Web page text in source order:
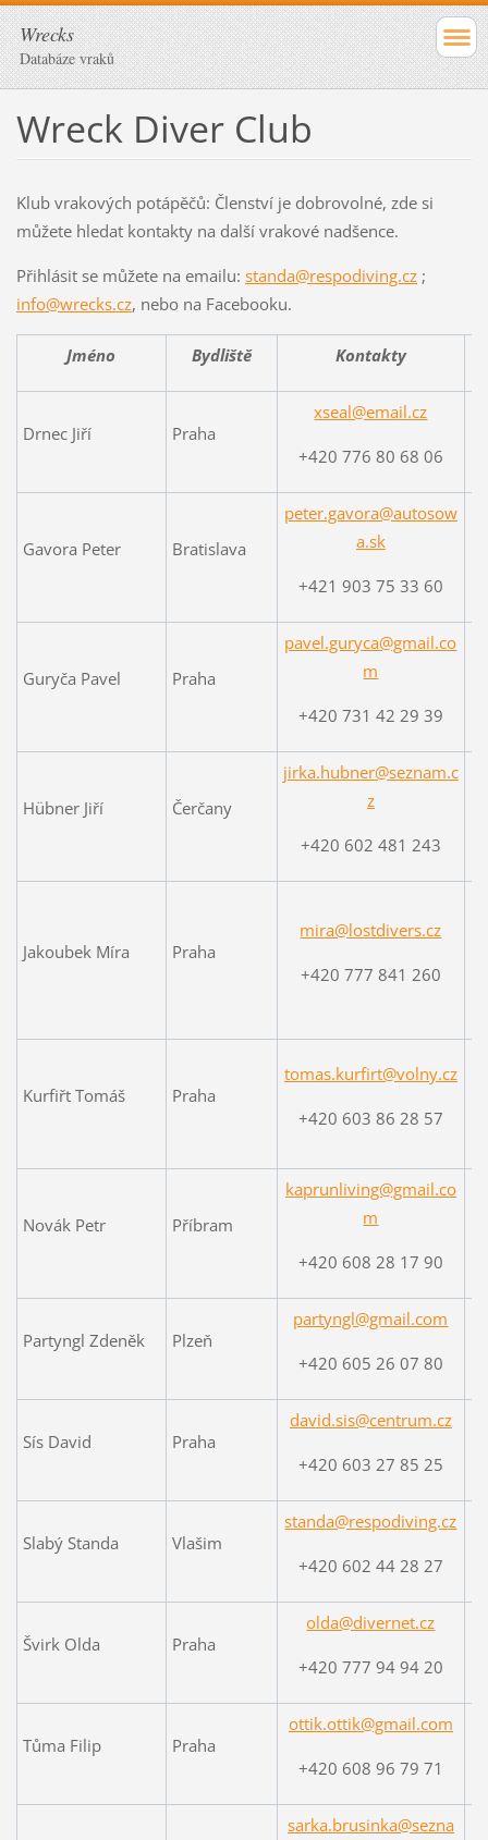
Wrecks
Databáze vraků
Wreck Diver Club
Klub vrakových potápěčů: Členství je dobrovolné, zde si
můžete hledat kontakty na další vrakové nadšence.
Přihlásit se můžete na emailu: standa@respodiving.cz;
info@wrecks.cz, nebo na Facebooku.
Jméno Bydliště Kontakty
Drnec Jiří Praha
xseal@email.cz
+420 776 80 68 06
Gavora Peter Bratislava
peter.gavora@autosow
a.sk
+421 903 75 33 60
Guryča Pavel Praha
pavel.guryca@gmail.co
m
+420 731 42 29 39
Hübner Jiří Čerčany
jirka.hubner@seznam.c
z
+420 602 481 243
Jakoubek Míra Praha
mira@lostdivers.cz
+420 777 841 260
Kurfiřt Tomáš Praha
tomas.kurfirt@volny.cz
+420 603 86 28 57
Novák Petr Příbram
kaprunliving@gmail.co
m
+420 608 28 17 90
Partyngl Zdeněk Plzeň
partyngl@gmail.com
+420 605 26 07 80
Sís David Praha
david.sis@centrum.cz
+420 603 27 85 25
Slabý Standa Vlašim
standa@respodiving.cz
+420 602 44 28 27
Švirk Olda Praha
olda@divernet.cz
+420 777 94 94 20
Tůma Filip Praha
ottik.ottik@gmail.com
+420 608 96 79 71
sarka.brusinka@sezna